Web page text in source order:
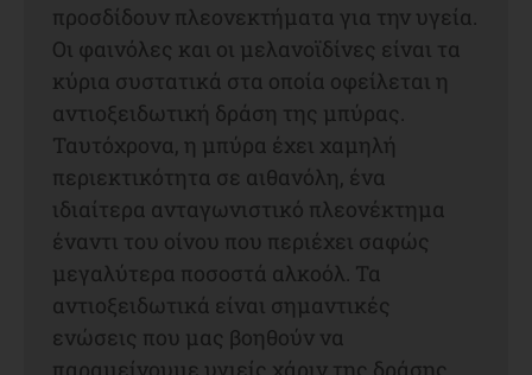
προσδίδουν πλεονεκτήματα για την υγεία.
Οι φαινόλες και οι μελανοϊδίνες είναι τα
κύρια συστατικά στα οποία οφείλεται η
αντιοξειδωτική δράση της μπύρας.
Ταυτόχρονα, η μπύρα έχει χαμηλή
περιεκτικότητα σε αιθανόλη, ένα
ιδιαίτερα ανταγωνιστικό πλεονέκτημα
έναντι του οίνου που περιέχει σαφώς
μεγαλύτερα ποσοστά αλκοόλ. Τα
αντιοξειδωτικά είναι σημαντικές
ενώσεις που μας βοηθούν να
παραμείνουμε υγιείς χάριν της δράσης